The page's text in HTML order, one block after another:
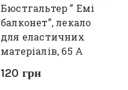
Бюстгальтер ” Емі
балконет”, лекало
для еластичних
матеріалів, 65 А
120 грн